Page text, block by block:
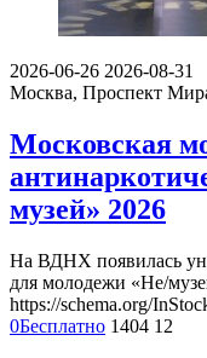
2026-06-26 2026-08-31
Москва, Проспект
Московская
музей» 2026
На ВДНХ появилась
для молодежи «Не/
https://schema.org/
0Бесплатно 1404 12